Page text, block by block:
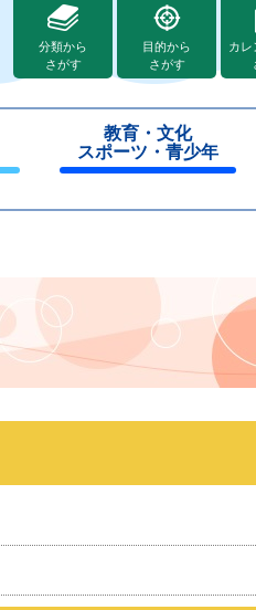
分類から
さがす
目的から
さがす
カレ
教育・文化
スポーツ・青少年
じ